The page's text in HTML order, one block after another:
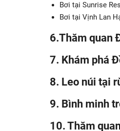
Bơi tại Sunrise
Bơi tại Vịnh Lan
6.Thăm quan
7. Khám phá
8. Leo núi tại
9. Bình minh
10. Thăm